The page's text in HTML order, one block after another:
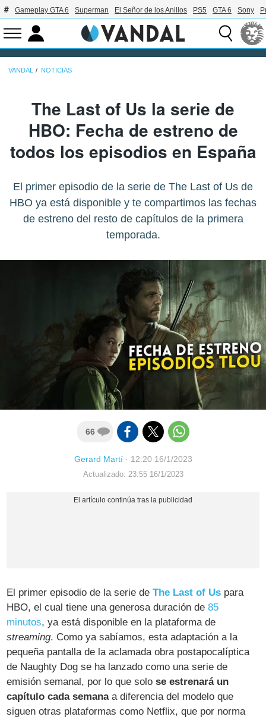
Gameplay GTA 6 Superman El Señor de los Anillos PS5 GTA 6 Sony
VANDAL NOTICIAS
The Last of Us la serie de
HBO: Fecha de estreno de
todos los episodios en España
El primer episodio de la serie de The Last of Us de
HBO ya está disponible y te compartimos las fechas
de estreno del resto de capítulos de la primera
temporada.
66
Gerard Martí· 12:20 16/1/2023
Actualizado: 23:55 16/1/2023
El primer episodio de la serie deThe Last of Us para
HBO, el cual tiene una generosa duración de85
minutos, ya está disponible en la plataforma de
streaming. Como ya sabíamos, esta adaptación a la
pequeña pantalla de la aclamada obra postapocalíptica
de Naughty Dog se ha lanzado como una serie de
emisión semanal, por lo que solose estrenará un
capítulo cada semanaa diferencia del modelo que
siguen otras plataformas como Netflix, que por norma